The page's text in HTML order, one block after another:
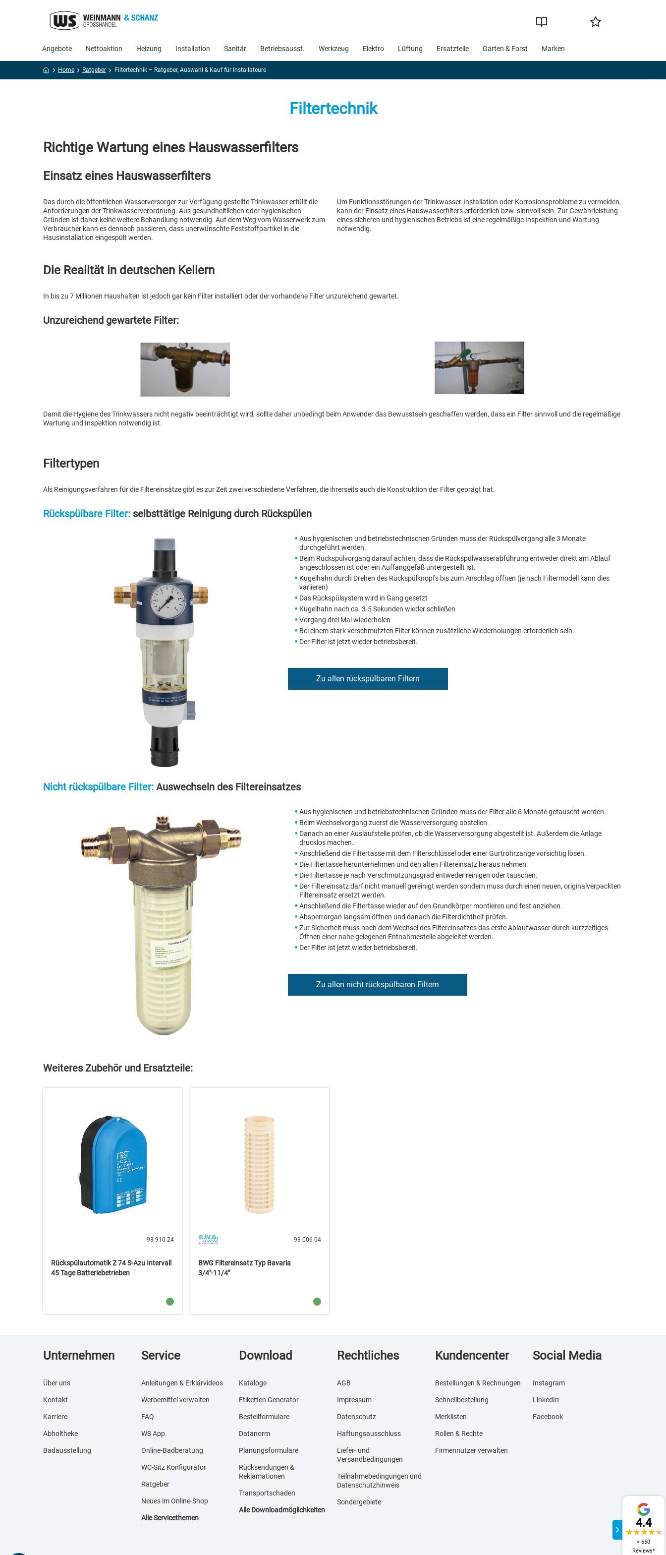
Angebote Nettoaktion Heizung Installation Sanitär Betriebsausst. Werkzeug Elektro Lüftung Ersatzteile Garten & Forst Marken
4.4
> 550
Reviews*
Home Ratgeber Filtertechnik – Ratgeber, Auswahl & Kauf für Installateure
Filtertechnik
Richtige Wartung eines Hauswasserfilters
Einsatz eines Hauswasserfilters
Das durch die öffentlichen Wasserversorger zur Verfügung gestellte Trinkwasser erfüllt die
Anforderungen der Trinkwasserverordnung. Aus gesundheitlichen oder hygienischen
Gründen ist daher keine weitere Behandlung notwendig. Auf dem Weg vom Wasserwerk zum
Verbraucher kann es dennoch passieren, dass unerwünschte Feststoffpartikel in die
Hausinstallation eingespült werden.
Um Funktionsstörungen der Trinkwasser-Installation oder Korrosionsprobleme zu vermeiden,
kann der Einsatz eines Hauswasserfilters erforderlich bzw. sinnvoll sein. Zur Gewährleistung
eines sicheren und hygienischen Betriebs ist eine regelmäßige Inspektion und Wartung
notwendig.
Die Realität in deutschen Kellern
In bis zu 7 Millionen Haushalten ist jedoch gar kein Filter installiert oder der vorhandene Filter unzureichend gewartet.
Unzureichend gewartete Filter:
Damit die Hygiene des Trinkwassers nicht negativ beeinträchtigt wird, sollte daher unbedingt beim Anwender das Bewusstsein geschaffen werden, dass ein Filter sinnvoll und die regelmäßige
Wartung und Inspektion notwendig ist.
Filtertypen
Als Reinigungsverfahren für die Filtereinsätze gibt es zur Zeit zwei verschiedene Verfahren, die ihrerseits auch die Konstruktion der Filter geprägt hat.
Rückspülbare Filter: selbsttätige Reinigung durch Rückspülen
Aus hygienischen und betriebstechnischen Gründen muss der Rückspülvorgang alle 3 Monate
durchgeführt werden.
Beim Rückspülvorgang darauf achten, dass die Rückspülwasserabführung entweder direkt am Ablauf
angeschlossen ist oder ein Auffanggefäß untergestellt ist.
Kugelhahn durch Drehen des Rückspülknopfs bis zum Anschlag öffnen (je nach Filtermodell kann dies
variieren)
Das Rückspülsystem wird in Gang gesetzt
Kugelhahn nach ca. 3-5 Sekunden wieder schließen
Vorgang drei Mal wiederholen
Bei einem stark verschmutzten Filter können zusätzliche Wiederholungen erforderlich sein.
Der Filter ist jetzt wieder betriebsbereit.
Zu allen rückspülbaren Filtern
Nicht rückspülbare Filter: Auswechseln des Filtereinsatzes
Aus hygienischen und betriebstechnischen Gründen muss der Filter alle 6 Monate getauscht werden.
Beim Wechselvorgang zuerst die Wasserversorgung abstellen.
Danach an einer Auslaufstelle prüfen, ob die Wasserversorgung abgestellt ist. Außerdem die Anlage
drucklos machen.
Anschließend die Filtertasse mit dem Filterschlüssel oder einer Gurtrohrzange vorsichtig lösen.
Die Filtertasse herunternehmen und den alten Filtereinsatz heraus nehmen.
Die Filtertasse je nach Verschmutzungsgrad entweder reinigen oder tauschen.
Der Filtereinsatz darf nicht manuell gereinigt werden sondern muss durch einen neuen, originalverpackten
Filtereinsatz ersetzt werden.
Anschließend die Filtertasse wieder auf den Grundkörper montieren und fest anziehen.
Absperrorgan langsam öffnen und danach die Filterdichtheit prüfen.
Zur Sicherheit muss nach dem Wechsel des Filtereinsatzes das erste Ablaufwasser durch kurzzeitiges
Öffnen einer nahe gelegenen Entnahmestelle abgeleitet werden.
Der Filter ist jetzt wieder betriebsbereit.
Zu allen nicht rückspülbaren Filtern
Weiteres Zubehör und Ersatzteile:
93 910 24
Rückspülautomatik Z 74 S-Azu Intervall
45 Tage Batteriebetrieben
93 006 04
BWG Filtereinsatz Typ Bavaria
3/4"-11/4"
Unternehmen
Über uns
Kontakt
Karriere
Abholtheke
Badausstellung
Service
Anleitungen & Erklärvideos
Werbemittel verwalten
FAQ
WS App
Online-Badberatung
WC-Sitz Konfigurator
Ratgeber
Neues im Online-Shop
Alle Servicethemen
Download
Kataloge
Etiketten Generator
Bestellformulare
Datanorm
Planungsformulare
Rücksendungen &
Reklamationen
Transportschaden
Alle Downloadmöglichkeiten
Rechtliches
AGB
Impressum
Datenschutz
Haftungsausschluss
Liefer- und
Versandbedingungen
Teilnahmebedingungen und
Datenschutzhinweis
Sondergebiete
Kundencenter
Bestellungen & Rechnungen
Schnellbestellung
Merklisten
Rollen & Rechte
Firmennutzer verwalten
Social Media
Instagram
LinkedIn
Facebook